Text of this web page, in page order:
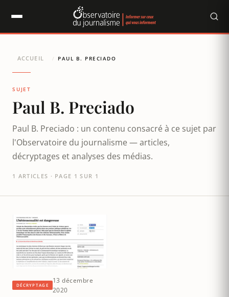
ACCUEIL / PAUL B. PRECIADO
SUJET
Paul B. Preciado
Paul B. Preciado : un contenu consacré à ce sujet par
l'Observatoire du journalisme — articles,
décryptages et analyses des médias.
1 ARTICLES · PAGE 1 SUR 1
DÉCRYPTAGE
13 décembre
2020
Panneau de gestion des cookies